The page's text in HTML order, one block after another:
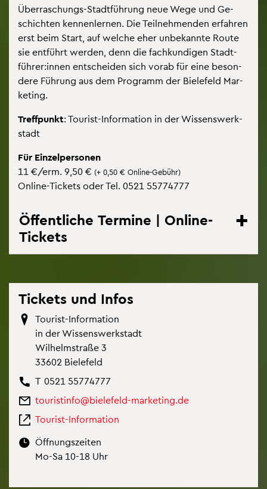
Über­ra­schungs-Stadt­füh­rung neue Wege und Ge­
schich­ten ken­nen­ler­nen. Die Teil­neh­men­den er­fah­ren
erst beim Start, auf wel­che eher un­be­kann­te Route
sie ent­führt wer­den, denn die fach­kun­di­gen Stadt­
füh­rer:innen ent­schei­den sich vorab für eine be­son­
de­re Füh­rung aus dem Pro­gramm der Bie­le­feld Mar­
ke­ting.
Treff­punkt: Tou­rist-In­for­ma­ti­on in der Wis­sens­werk­
stadt
Für Ein­zel­per­so­nen
11 €/erm. 9,50 € (+ 0,50 € On­line-Ge­bühr)
On­line-Ti­ckets oder Tel. 0521 55774777
Öffentliche Termine | Online-
Tickets
Ti­ckets und Infos
Tou­rist-In­for­ma­ti­on
in der Wis­sens­werk­stadt
Wil­helm­stra­ße 3
33602 Bie­le­feld
T 0521 55774777
tou­rist­in­fo@​bielefeld-​marketing.​de
Tou­rist-In­for­ma­ti­on
Öff­nungs­zei­ten
Mo-Sa 10-18 Uhr